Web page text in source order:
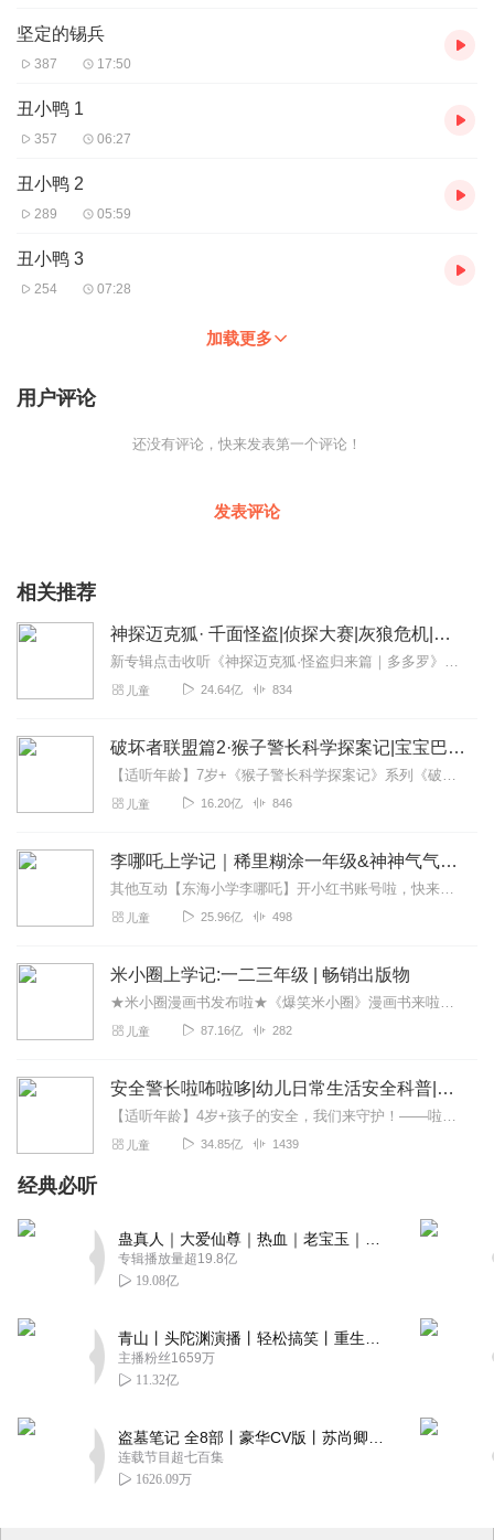
坚定的锡兵
387 17:50
丑小鸭 1
357 06:27
丑小鸭 2
289 05:59
丑小鸭 3
254 07:28
加载更多
用户评论
还没有评论，快来发表第一个评论！
发表评论
相关推荐
神探迈克狐· 千面怪盗|侦探大赛|灰狼危机|多多罗
新专辑点击收听《神探迈克狐·怪盗归来篇｜多多罗》！！！>>>点击进入主播橱窗购买《神探迈克狐》系列图书吧!<<<多多罗故事【点击前往】收听多多罗其他好玩有趣的故...
儿童 24.64亿 834
破坏者联盟篇2·猴子警长科学探案记|宝宝巴士故事
【适听年龄】7岁+《猴子警长科学探案记》系列《破坏者联盟篇1·猴子警长科学探案记》>>>《破坏者联盟篇2·猴子警长科学探案记》>>>《破坏者联盟篇3·猴子警长科...
儿童 16.20亿 846
李哪吒上学记｜稀里糊涂一年级&神神气气二年级
其他互动【东海小学李哪吒】开小红书账号啦，快来关注和李哪吒成为好朋友！有机会免费领儿童会员、官方周边！【点击加入】东海小学广播站圈子，更多互动！李哪吒全新冒险番...
儿童 25.96亿 498
米小圈上学记:一二三年级 | 畅销出版物
★米小圈漫画书发布啦★《爆笑米小圈》漫画书来啦《米小圈上学记》一二三年级正版广播剧！《米小圈上学记》系列是儿童作家北猫最新创作的儿童小说系列，作品诙谐幽默、好...
儿童 87.16亿 282
安全警长啦咘啦哆|幼儿日常生活安全科普|宝宝巴士
【适听年龄】4岁+孩子的安全，我们来守护！——啦咘啦哆警长宣孩子天生爱冒险，好奇心爆棚！不是在大马路上比赛跑，就是踩着椅子上下跳，怎样才能保护孩子平安长大？听...
儿童 34.85亿 1439
经典必听
专辑播放量超19.8亿
19.08亿
主播粉丝1659万
11.32亿
连载节目超七百集
1626.09万